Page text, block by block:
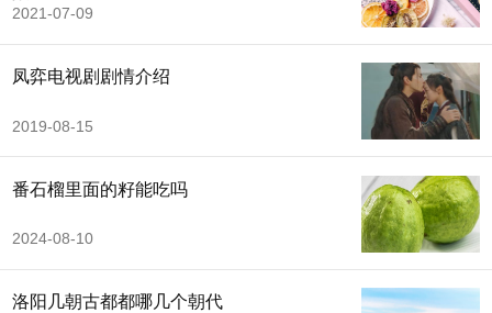
2021-07-09
凤弈电视剧剧情介绍
2019-08-15
番石榴里面的籽能吃吗
2024-08-10
洛阳几朝古都都哪几个朝代